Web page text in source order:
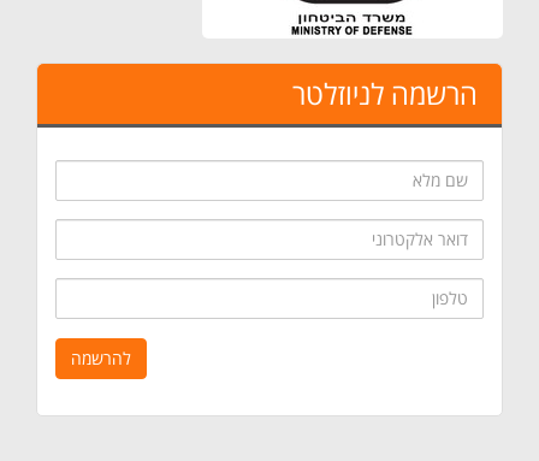
הרשמה לניוזלטר
שם
מלא
דואר
אלקטרוני
טלפון
להרשמה